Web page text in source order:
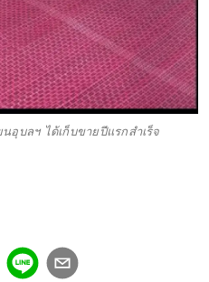
อุบลฯ ได้เก็บขายปีแรกสำเร็จ